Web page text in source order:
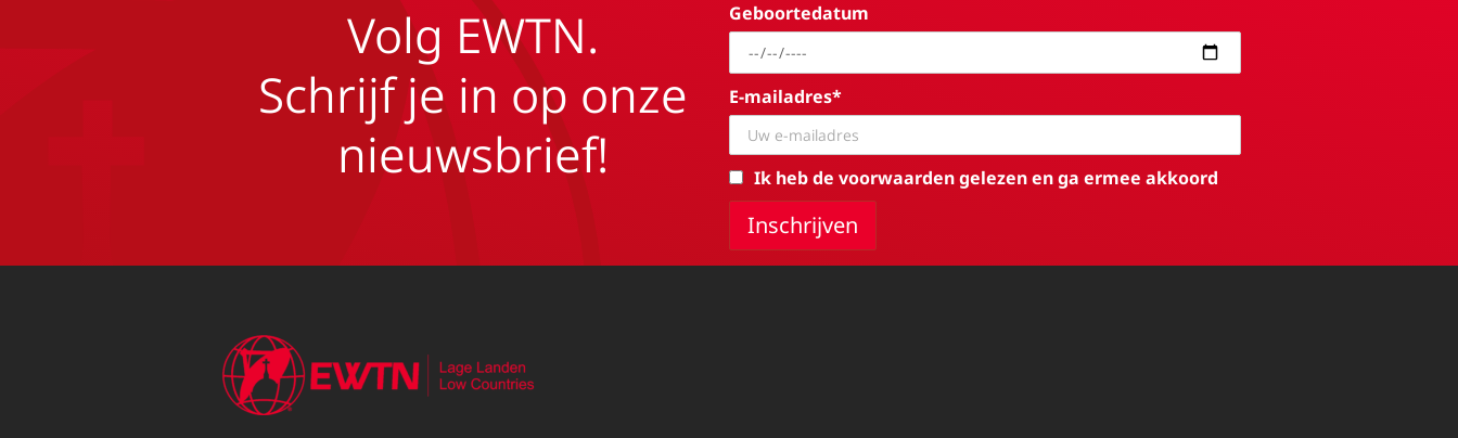
Volg EWTN.
Schrijf je in op onze
nieuwsbrief!
Geboortedatum
E-mailadres*
Ik heb de voorwaarden gelezen en ga ermee akkoord